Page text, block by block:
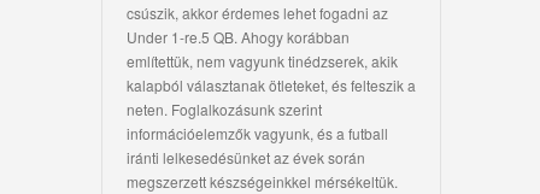
csúszik, akkor érdemes lehet fogadni az
Under 1-re.5 QB. Ahogy korábban
említettük, nem vagyunk tinédzserek, akik
kalapból választanak ötleteket, és felteszik a
neten. Foglalkozásunk szerint
információelemzők vagyunk, és a futball
iránti lelkesedésünket az évek során
megszerzett készségeinkkel mérsékeltük.